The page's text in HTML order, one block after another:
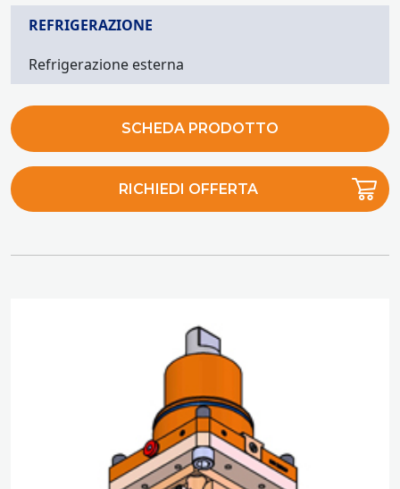
REFRIGERAZIONE
Refrigerazione esterna
SCHEDA PRODOTTO
RICHIEDI OFFERTA